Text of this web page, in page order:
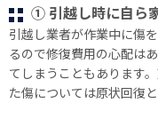
① 引越し時に自ら
引越し業者が作業中に傷
るので修復費用の心配は
てしまうこともあります
た傷については原状回復